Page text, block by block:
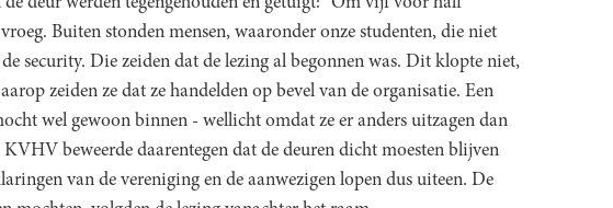
Buiten stonden mensen, waaronder onze studenten, die niet
security. Die zeiden dat de lezing al begonnen was. Dit klopte niet,
zeiden ze dat ze handelden op bevel van de organisatie. Een
wel gewoon binnen - wellicht omdat ze er anders uitzagen dan
beweerde daarentegen dat de deuren dicht moesten blijven
van de vereniging en de aanwezigen lopen dus uiteen. De